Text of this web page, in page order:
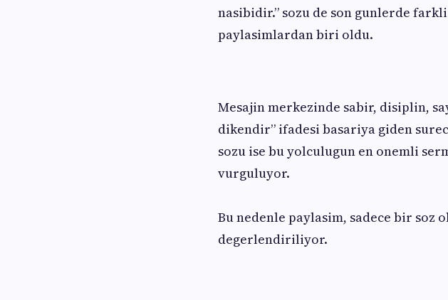
nasibidir.” sozu de son gunlerde
paylasimlardan biri oldu.
Mesajin merkezinde sabir, disiplin,
dikendir” ifadesi basariya giden
sozu ise bu yolculugun en onemli
vurguluyor.
Bu nedenle paylasim, sadece bir
degerlendiriliyor.